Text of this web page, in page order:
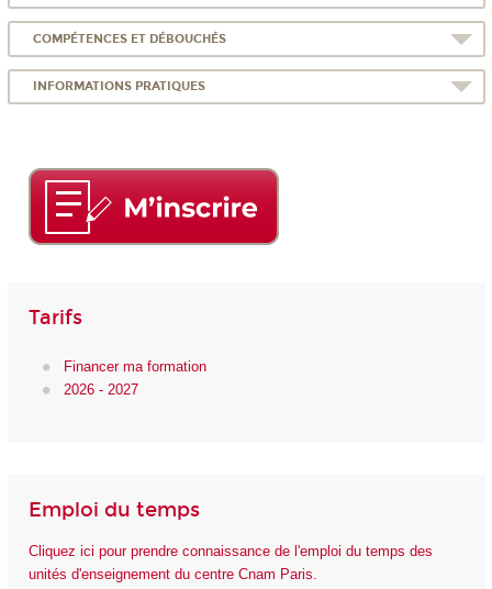
COMPÉTENCES ET DÉBOUCHÉS
INFORMATIONS PRATIQUES
Tarifs
Financer ma formation
2026 - 2027
Emploi du temps
Cliquez ici pour prendre connaissance de l'emploi du temps des
unités d'enseignement du centre Cnam Paris.